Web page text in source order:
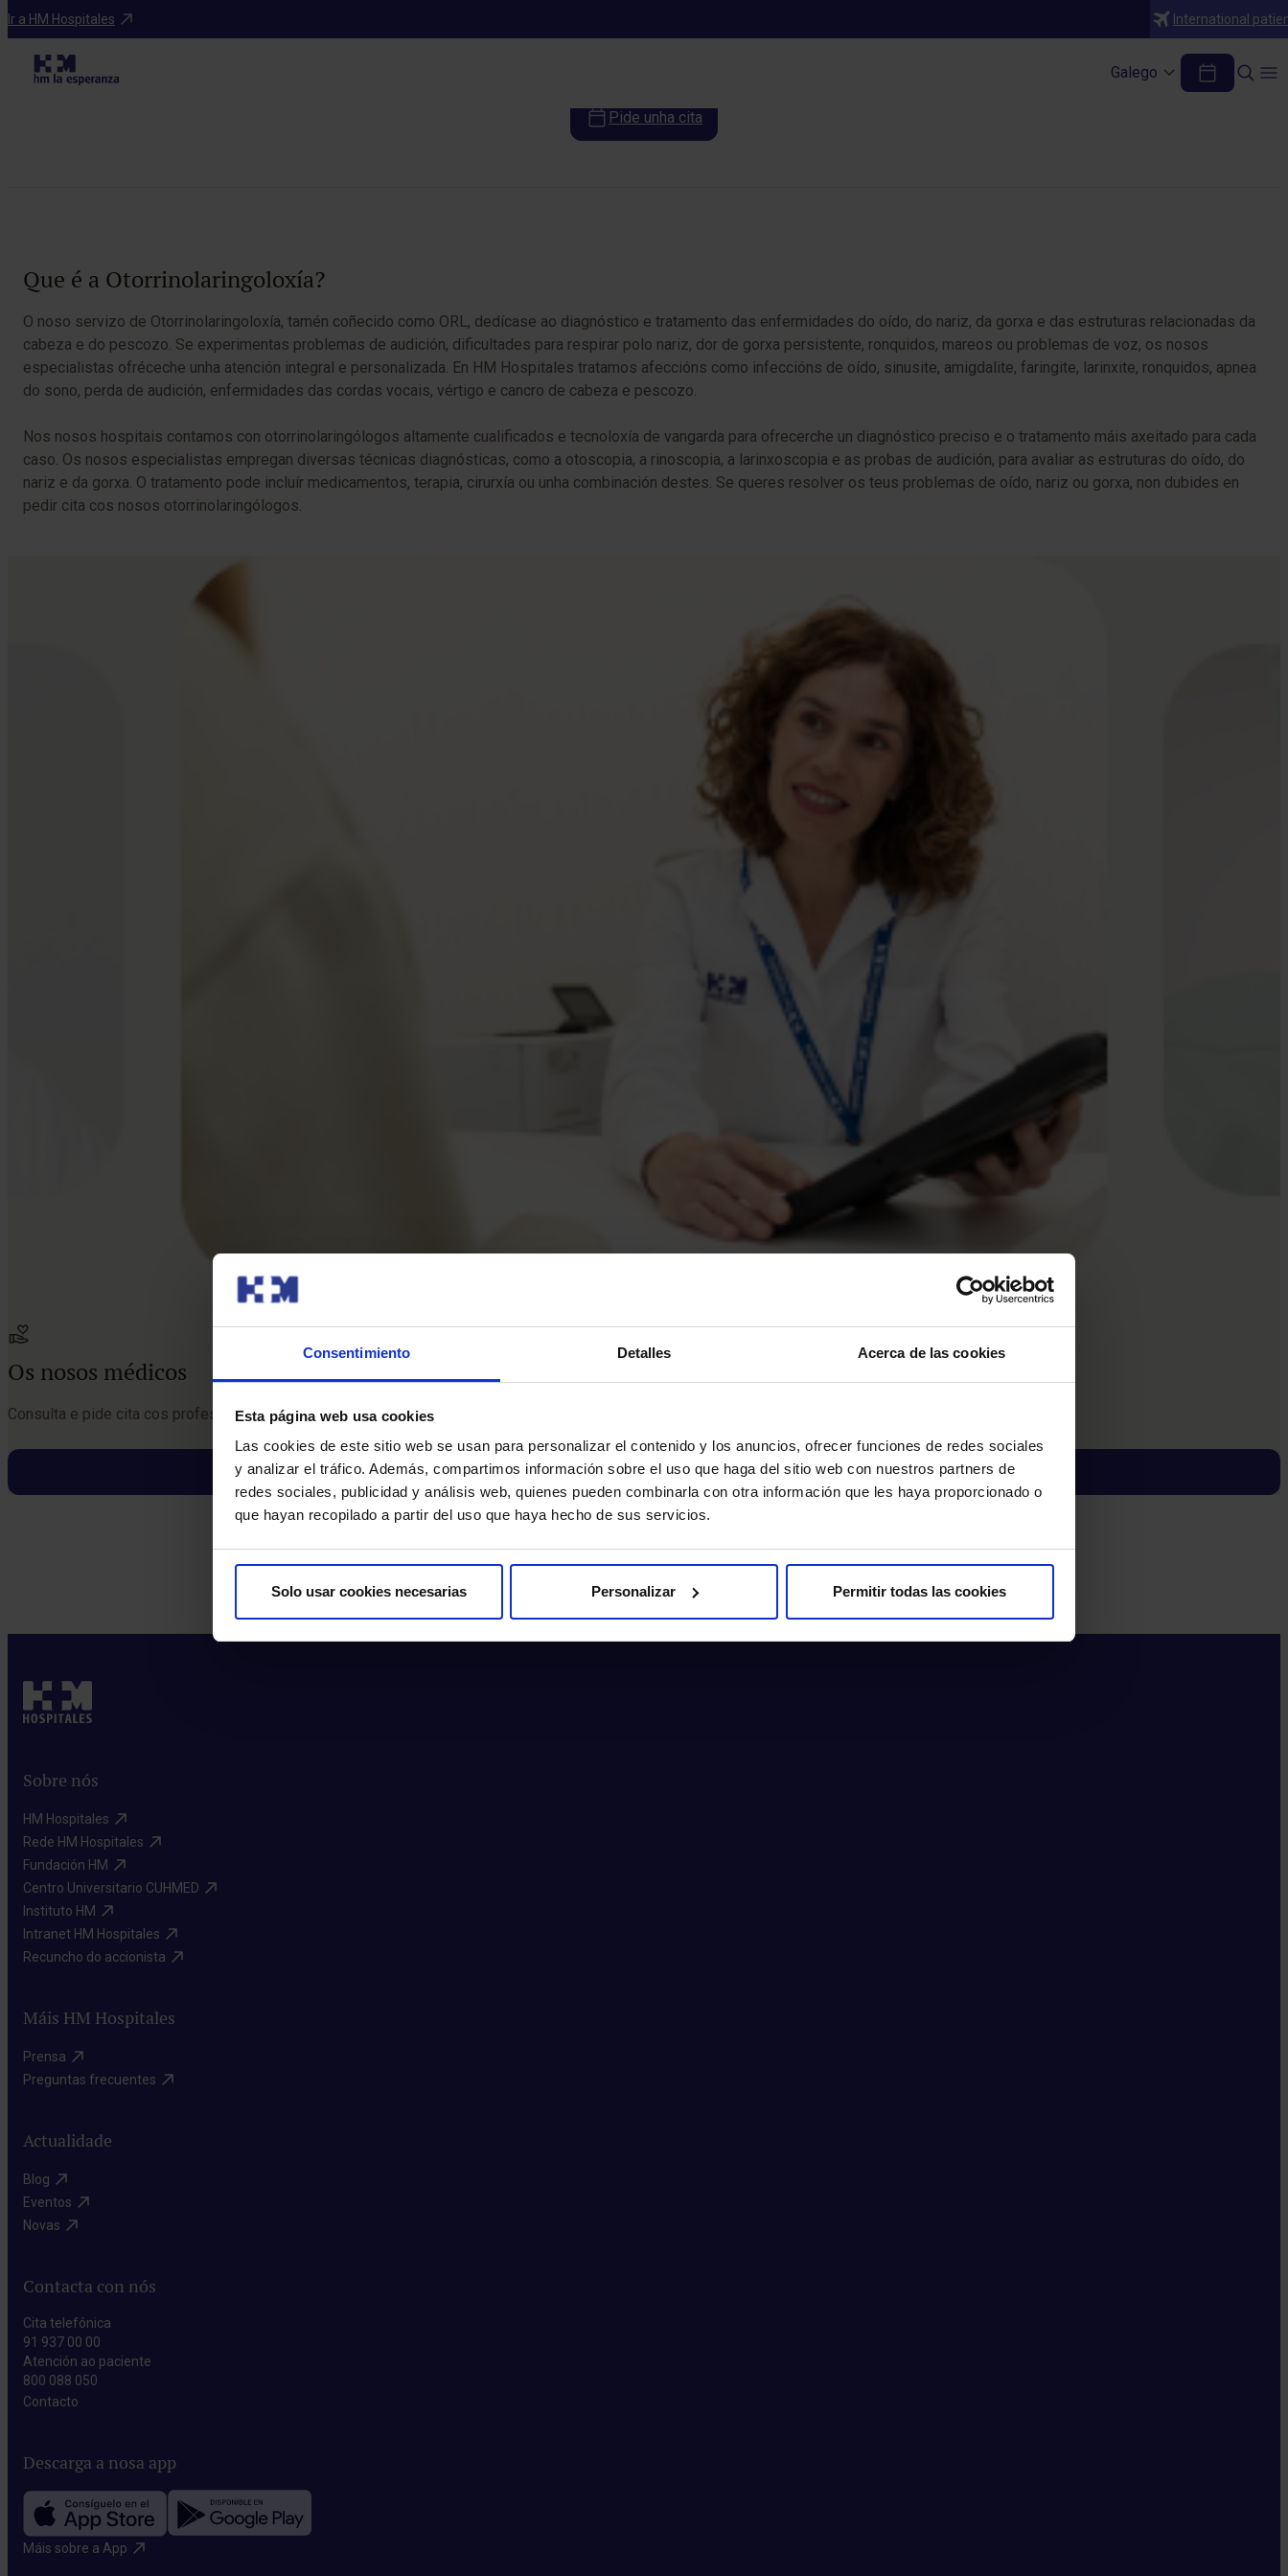
Consentimiento Detalles Acerca de las cookies
Esta página web usa cookies
Las cookies de este sitio web se usan para personalizar el contenido y los anuncios, ofrecer funciones de redes sociales
y analizar el tráfico. Además, compartimos información sobre el uso que haga del sitio web con nuestros partners de
redes sociales, publicidad y análisis web, quienes pueden combinarla con otra información que les haya proporcionado o
que hayan recopilado a partir del uso que haya hecho de sus servicios.
Solo usar cookies necesarias Personalizar Permitir todas las cookies
Ir a HM Hospitales International
Galego
Especialidades
Otorrinolaringoloxía
Pide unha cita
Que é a Otorrinolaringoloxía?
O noso servizo de Otorrinolaringoloxía, tamén coñecido como ORL, dedícase ao diagnóstico e tratamento das enfermidades do oído, do nariz, da gorxa e das estruturas relacionadas da
cabeza e do pescozo. Se experimentas problemas de audición, dificultades para respirar polo nariz, dor de gorxa persistente, ronquidos, mareos ou problemas de voz, os nosos
especialistas ofréceche unha atención integral e personalizada. En HM Hospitales tratamos afeccións como infeccións de oído, sinusite, amigdalite, faringite, larinxite, ronquidos, apnea
do sono, perda de audición, enfermidades das cordas vocais, vértigo e cancro de cabeza e pescozo.
Nos nosos hospitais contamos con otorrinolaringólogos altamente cualificados e tecnoloxía de vangarda para ofrecerche un diagnóstico preciso e o tratamento máis axeitado para cada
caso. Os nosos especialistas empregan diversas técnicas diagnósticas, como a otoscopia, a rinoscopia, a larinxoscopia e as probas de audición, para avaliar as estruturas do oído, do
nariz e da gorxa. O tratamento pode incluír medicamentos, terapia, cirurxía ou unha combinación destes. Se queres resolver os teus problemas de oído, nariz ou gorxa, non dubides en
pedir cita cos nosos otorrinolaringólogos.
Os nosos médicos
Consulta e pide cita cos profesionais desta especialidade
Pedir cita
Pide unha cita
Sobre nós
HM Hospitales​
Rede HM Hospitales​
Fundación HM​
Centro Universitario CUHMED​
Instituto HM​
Intranet HM Hospitales​
Recuncho do accionista​
Máis HM Hospitales
Prensa​
Preguntas frecuentes​
Actualidade
Blog​
Eventos​
Novas​
Contacta con nós
Cita telefónica
91 937 00 00
Atención ao paciente
800 088 050
Contacto​
Descarga a nosa app
Máis sobre a App​